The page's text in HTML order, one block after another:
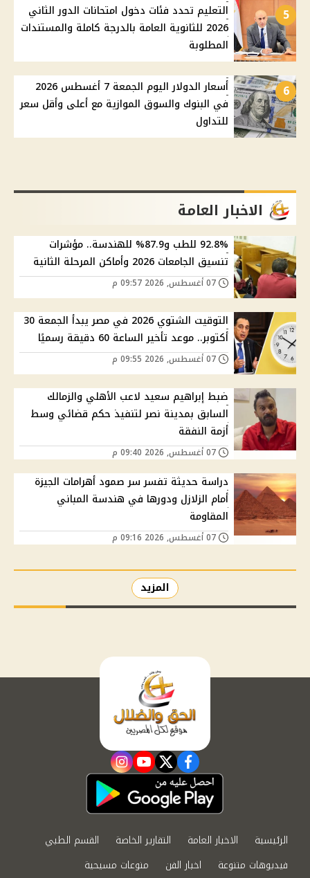
5
التعليم تحدد فئات دخول امتحانات الدور الثاني
2026 للثانوية العامة بالدرجة كاملة والمستندات
المطلوبة
6
أسعار الدولار اليوم الجمعة 7 أغسطس 2026
في البنوك والسوق الموازية مع أعلى وأقل سعر
للتداول
الاخبار العامة
92.8% للطب و87.9% للهندسة.. مؤشرات
تنسيق الجامعات 2026 وأماكن المرحلة الثانية
التوقيت الشتوي 2026 في مصر يبدأ الجمعة 30
أكتوبر.. موعد تأخير الساعة 60 دقيقة رسميًا
ضبط إبراهيم سعيد لاعب الأهلي والزمالك
السابق بمدينة نصر لتنفيذ حكم قضائي وسط
أزمة النفقة
دراسة حديثة تفسر سر صمود أهرامات الجيزة
أمام الزلازل ودورها في هندسة المباني
المقاومة
المزيد
facebook
twitter
youtube
instagram
الرئيسية الاخبار العامة التقارير الخاصة
القسم الطبي
فيديوهات متنوعة
اخبار الفن منوعات مسيحية